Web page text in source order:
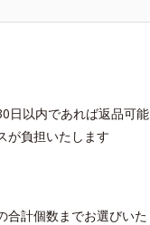
日以内であれば返品可能
が負担いたします
合計個数までお選びいた